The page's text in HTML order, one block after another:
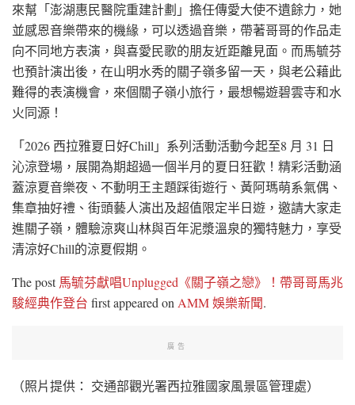
來幫「澎湖惠民醫院重建計劃」擔任傳愛大使不遺餘力，她
並感恩音樂帶來的機緣，可以透過音樂，帶著哥哥的作品走
向不同地方表演，與喜愛民歌的朋友近距離見面。而馬毓芬
也預計演出後，在山明水秀的關子嶺多留一天，與老公藉此
難得的表演機會，來個關子嶺小旅行，最想暢遊碧雲寺和水
火同源！
「2026 西拉雅夏日好Chill」系列活動活動今起至8 月 31 日
沁涼登場，展開為期超過一個半月的夏日狂歡！精彩活動涵
蓋涼夏音樂夜、不動明王主題踩街遊行、黃阿瑪萌系氣偶、
集章抽好禮、街頭藝人演出及超值限定半日遊，邀請大家走
進關子嶺，體驗涼爽山林與百年泥漿溫泉的獨特魅力，享受
清涼好Chill的涼夏假期。
The post馬毓芬獻唱Unplugged《關子嶺之戀》！帶哥哥馬兆
駿經典作登台 first appeared onAMM 娛樂新聞.
廣告
（照片提供： 交通部觀光署西拉雅國家風景區管理處）